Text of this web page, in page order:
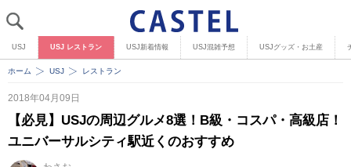
USJ USJ レストラン USJ新着情報 USJ混雑予想 USJグッズ・お土産
ホーム USJ レストラン
2018年04月09日
【必見】USJの周辺グルメ8選！B級・コスパ・高級店！
ユニバーサルシティ駅近くのおすすめ